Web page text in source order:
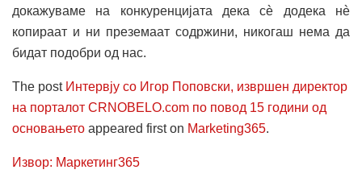
докажуваме на конкуренцијата дека сè додека нè
копираат и ни преземаат содржини, никогаш нема да
бидат подобри од нас.
The post Интервју со Игор Поповски, извршен директор
на порталот CRNOBELO.com по повод 15 години од
основањето appeared first on Marketing365.
Извор: Маркетинг365